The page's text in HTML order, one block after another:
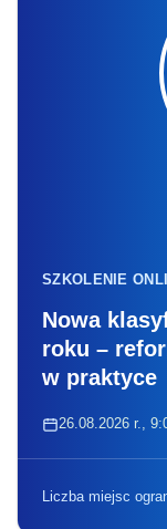
SZKOLENIE
Nowa
roku –
w praktyce
26.08.2026 r.,
Liczba miejsc